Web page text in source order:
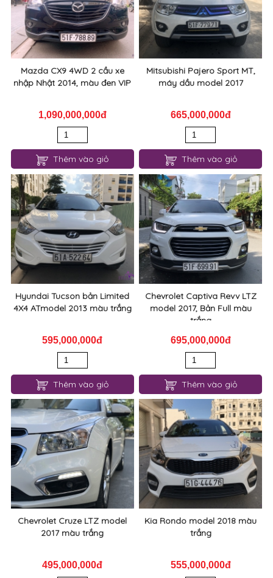
Mazda CX9 4WD 2 cầu xe
nhập Nhật 2014, màu đen VIP
1,090,000,000đ
Thêm vào giỏ
Mitsubishi Pajero Sport MT,
máy dầu model 2017
665,000,000đ
Thêm vào giỏ
Hyundai Tucson bản Limited
4X4 ATmodel 2013 màu trắng
595,000,000đ
Thêm vào giỏ
Chevrolet Captiva Revv LTZ
model 2017, Bản Full màu
trắng
695,000,000đ
Thêm vào giỏ
Chevrolet Cruze LTZ model
2017 màu trắng
495,000,000đ
Kia Rondo model 2018 màu
trắng
555,000,000đ